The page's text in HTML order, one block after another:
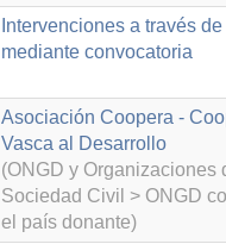
Intervenciones a través
mediante convocatoria
Asociación Coopera -
Vasca al Desarrollo
(ONGD y Organizaciones
Sociedad Civil > ONGD
el país donante)